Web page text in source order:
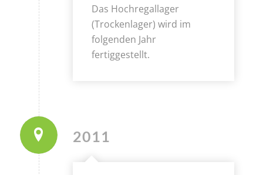
Das Hochregallager
(Trockenlager) wird im
folgenden Jahr
fertiggestellt.
2011